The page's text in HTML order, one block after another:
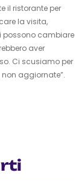
il ristorante per
la visita,
possono cambiare
aver
Ci scusiamo per
aggiornate”.